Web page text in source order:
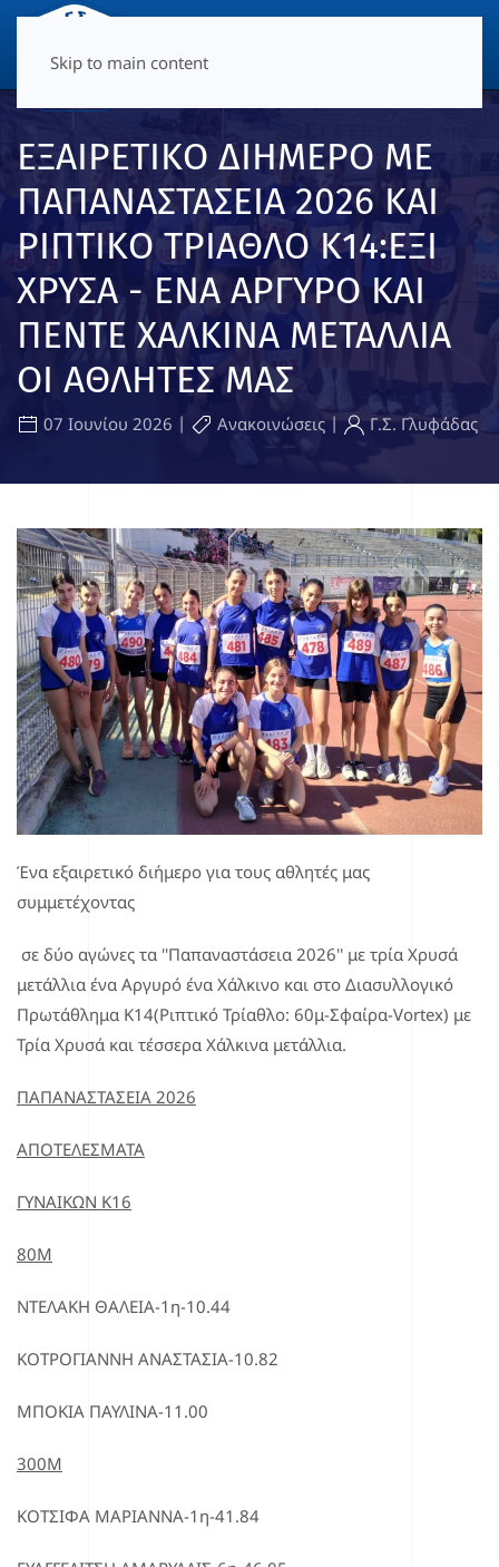
Skip to main content
ΕΞΑΙΡΕΤΙΚΟ ΔΙΗΜΕΡΟ ΜΕ
ΠΑΠΑΝΑΣΤΑΣΕΙΑ 2026 ΚΑΙ
ΡΙΠΤΙΚΟ ΤΡΙΑΘΛΟ Κ14:ΕΞΙ
ΧΡΥΣΑ - ΕΝΑ ΑΡΓΥΡΟ ΚΑΙ
ΠΕΝΤΕ ΧΑΛΚΙΝΑ ΜΕΤΑΛΛΙΑ
ΟΙ ΑΘΛΗΤΕΣ ΜΑΣ
07 Ιουνίου 2026 | Ανακοινώσεις | Γ.Σ. Γλυφάδας
Ένα εξαιρετικό διήμερο για τους αθλητές μας
συμμετέχοντας
σε δύο αγώνες τα ''Παπαναστάσεια 2026'' με τρία Χρυσά
μετάλλια ένα Αργυρό ένα Χάλκινο και στο Διασυλλογικό
Πρωτάθλημα Κ14(Ριπτικό Τρίαθλο: 60μ-Σφαίρα-Vortex) με
Τρία Χρυσά και τέσσερα Χάλκινα μετάλλια.
ΠΑΠΑΝΑΣΤΑΣΕΙΑ 2026
ΑΠΟΤΕΛΕΣΜΑΤΑ
ΓΥΝΑΙΚΩΝ Κ16
80Μ
ΝΤΕΛΑΚΗ ΘΑΛΕΙΑ-1η-10.44
ΚΟΤΡΟΓΙΑΝΝΗ ΑΝΑΣΤΑΣΙΑ-10.82
ΜΠΟΚΙΑ ΠΑΥΛΙΝΑ-11.00
300Μ
ΚΟΤΣΙΦΑ ΜΑΡΙΑΝΝΑ-1η-41.84